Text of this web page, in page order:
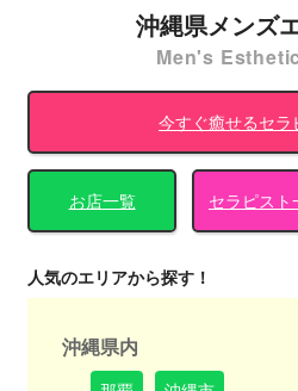
沖縄県メンズ
Men's
今すぐ癒せるセラ
お店一覧 セラピスト
人気のエリアから探す！
沖縄県内